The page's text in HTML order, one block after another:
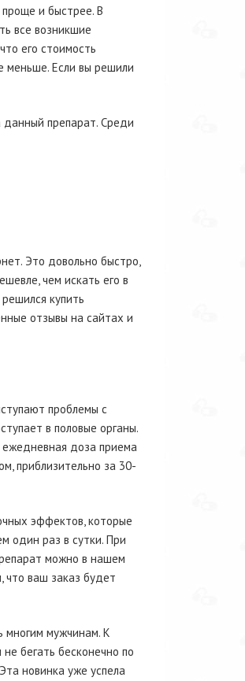
и быстрее. В
все возникшие
его стоимость
меньше. Если вы решили
препарат. Среди
Это довольно быстро,
чем искать его в
купить
отзывы на сайтах и
проблемы с
в половые органы.
доза приема
приблизительно за 30-
эффектов, которые
один раз в сутки. При
можно в нашем
что ваш заказ будет
многим мужчинам. К
бегать бесконечно по
новинка уже успела